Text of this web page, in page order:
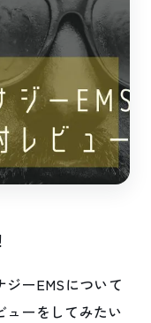
ーEMSについて
ューをしてみたい